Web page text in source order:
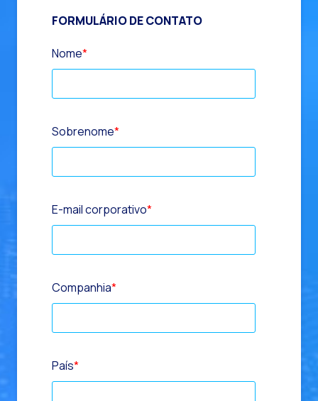
FORMULÁRIO DE CONTATO
Nome*
Sobrenome*
E-mail corporativo*
Companhia*
País*